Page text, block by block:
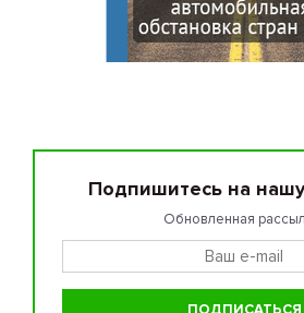
Подпишитесь на
Обновленная